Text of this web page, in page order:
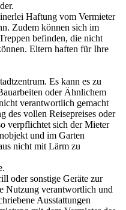
Haftung vom Vermieter
Zudem können sich im
befinden, die nicht
Eltern haften für Ihre
Es kann es zu
oder Ähnlichem
verantwortlich gemacht
des vollen Reisepreises oder
verpflichtet sich der Mieter
und im Garten
nicht mit Lärm zu
oder sonstige Geräte zur
Nutzung verantwortlich und
Ausstattungen